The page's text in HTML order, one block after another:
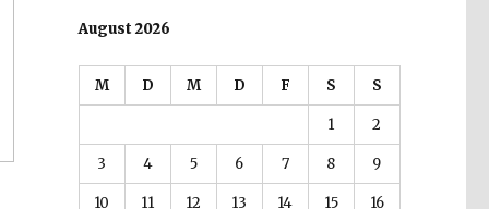
August 2026
M D M D F S S
1 2
3 4 5 6 7 8 9
10 11 12 13 14 15 16